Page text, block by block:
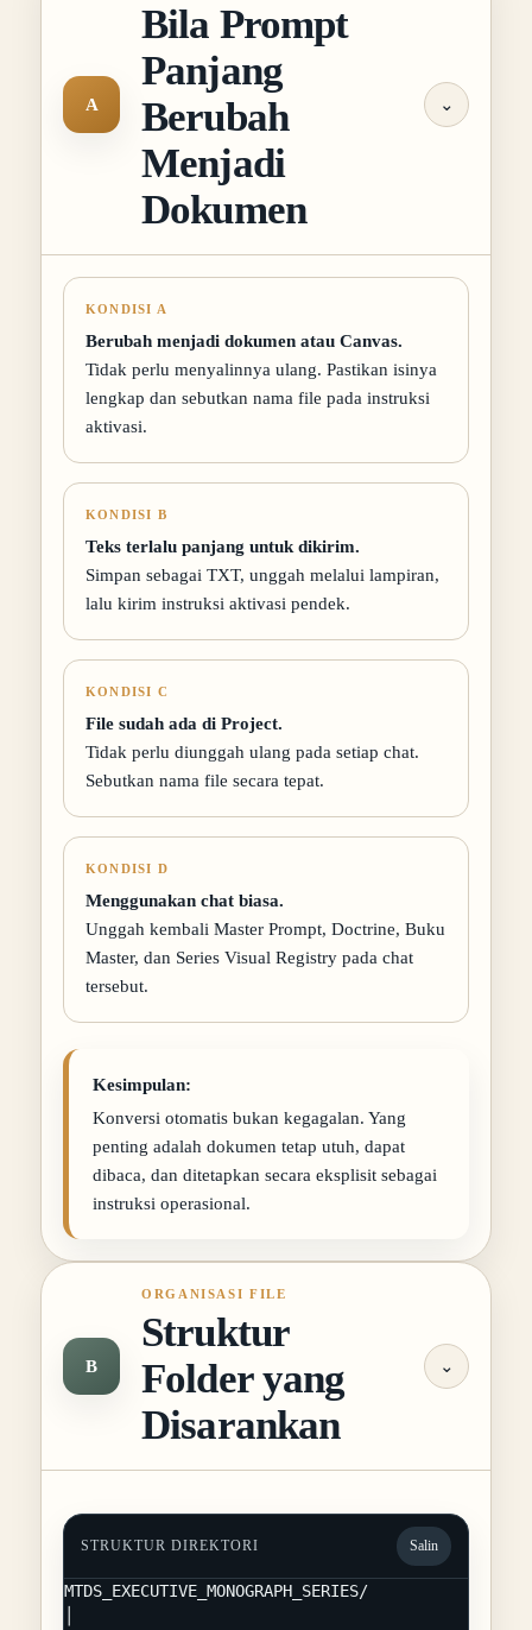
A
Bila Prompt
Panjang
Berubah
Menjadi
Dokumen
⌄
KONDISI A
Berubah menjadi dokumen atau Canvas.
Tidak perlu menyalinnya ulang. Pastikan isinya
lengkap dan sebutkan nama file pada instruksi
aktivasi.
KONDISI B
Teks terlalu panjang untuk dikirim.
Simpan sebagai TXT, unggah melalui lampiran,
lalu kirim instruksi aktivasi pendek.
KONDISI C
File sudah ada di Project.
Tidak perlu diunggah ulang pada setiap chat.
Sebutkan nama file secara tepat.
KONDISI D
Menggunakan chat biasa.
Unggah kembali Master Prompt, Doctrine, Buku
Master, dan Series Visual Registry pada chat
tersebut.
Kesimpulan:
Konversi otomatis bukan kegagalan. Yang
penting adalah dokumen tetap utuh, dapat
dibaca, dan ditetapkan secara eksplisit sebagai
instruksi operasional.
B
ORGANISASI FILE
Struktur
Folder yang
Disarankan
⌄
STRUKTUR DIREKTORI Salin
MTDS_EXECUTIVE_MONOGRAPH_SERIES/